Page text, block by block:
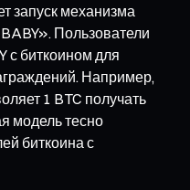
запуск механизма
Пользователи
с биткоином для
Например,
1 BTC получать
модель тесно
биткоина с